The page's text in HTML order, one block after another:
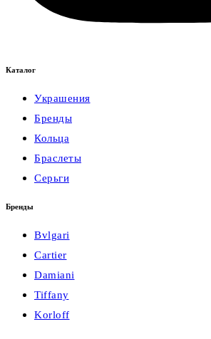
Каталог
Украшения
Бренды
Кольца
Браслеты
Серьги
Бренды
Bvlgari
Cartier
Damiani
Tiffany
Korloff